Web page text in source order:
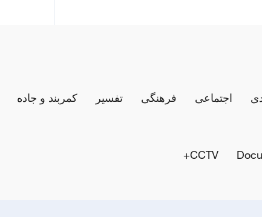
اجتماعی فرهنگی تفسیر کمربند و جاده
CCTV+